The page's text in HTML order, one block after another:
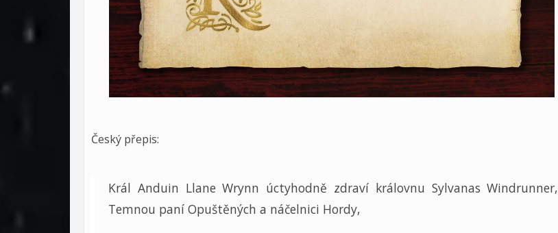
Český přepis:
Král Anduin Llane Wrynn úctyhodně zdraví královnu Sylvanas Windrunner,
Temnou paní Opuštěných a náčelnici Hordy,